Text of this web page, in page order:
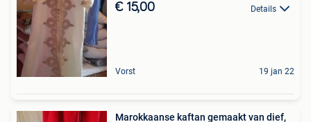
€ 15,00 Details
Vorst 19 jan 22
Marokkaanse kaftan gemaakt van dief,